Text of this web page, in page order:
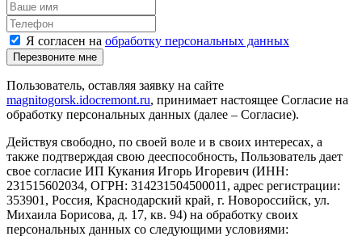
Я согласен на обработку персональных данных
Перезвоните мне
Пользователь, оставляя заявку на сайте
magnitogorsk.idocremont.ru, принимает настоящее Согласие на
обработку персональных данных (далее – Согласие).
Действуя свободно, по своей воле и в своих интересах, а
также подтверждая свою дееспособность, Пользователь дает
свое согласие ИП Кукания Игорь Игоревич (ИНН:
231515602034, ОГРН: 314231504500011, адрес регистрации:
353901, Россия, Краснодарский край, г. Новороссийск, ул.
Михаила Борисова, д. 17, кв. 94) на обработку своих
персональных данных со следующими условиями: